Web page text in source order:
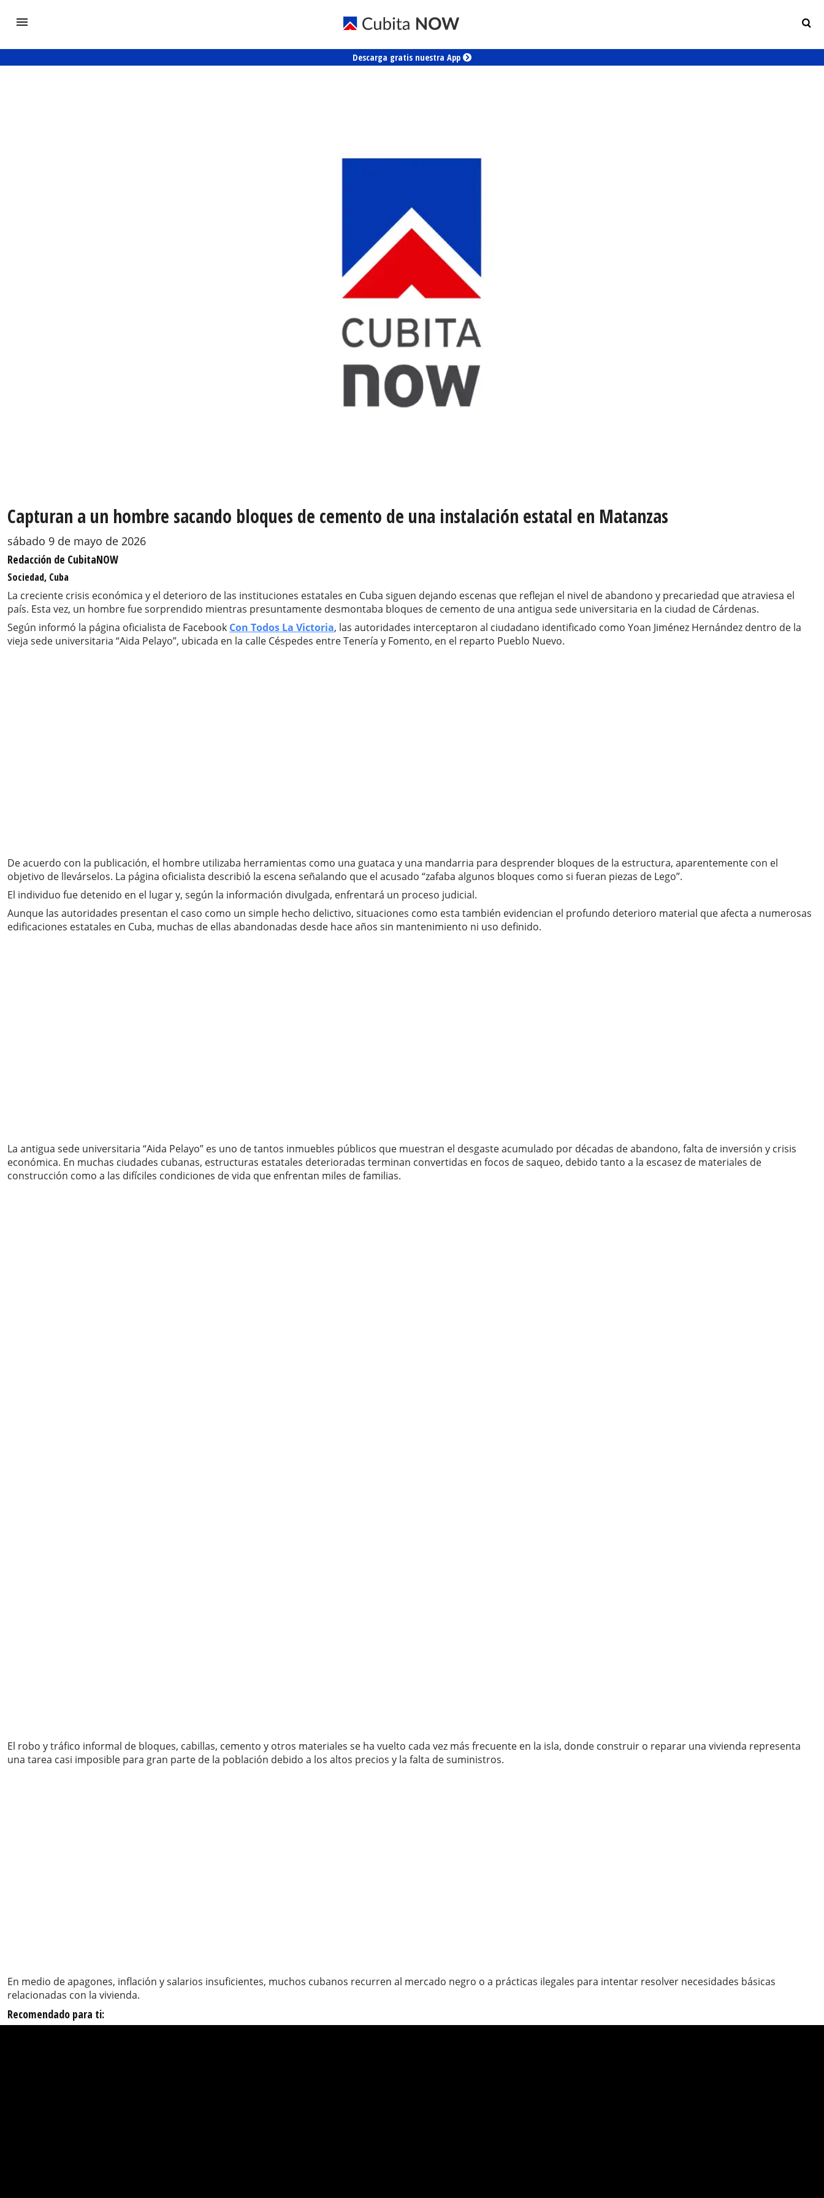
Descarga gratis nuestra App
Capturan a un hombre sacando bloques de cemento de una instalación estatal en Matanzas
sábado 9 de mayo de 2026
Redacción de CubitaNOW
Sociedad, Cuba
La creciente crisis económica y el deterioro de las instituciones estatales en Cuba siguen dejando escenas que reflejan el nivel de abandono y precariedad que atraviesa el
país. Esta vez, un hombre fue sorprendido mientras presuntamente desmontaba bloques de cemento de una antigua sede universitaria en la ciudad de Cárdenas.
Según informó la página oficialista de Facebook Con Todos La Victoria, las autoridades interceptaron al ciudadano identificado como Yoan Jiménez Hernández dentro de la
vieja sede universitaria “Aida Pelayo”, ubicada en la calle Céspedes entre Tenería y Fomento, en el reparto Pueblo Nuevo.
De acuerdo con la publicación, el hombre utilizaba herramientas como una guataca y una mandarria para desprender bloques de la estructura, aparentemente con el
objetivo de llevárselos. La página oficialista describió la escena señalando que el acusado “zafaba algunos bloques como si fueran piezas de Lego”.
El individuo fue detenido en el lugar y, según la información divulgada, enfrentará un proceso judicial.
Aunque las autoridades presentan el caso como un simple hecho delictivo, situaciones como esta también evidencian el profundo deterioro material que afecta a numerosas
edificaciones estatales en Cuba, muchas de ellas abandonadas desde hace años sin mantenimiento ni uso definido.
La antigua sede universitaria “Aida Pelayo” es uno de tantos inmuebles públicos que muestran el desgaste acumulado por décadas de abandono, falta de inversión y crisis
económica. En muchas ciudades cubanas, estructuras estatales deterioradas terminan convertidas en focos de saqueo, debido tanto a la escasez de materiales de
construcción como a las difíciles condiciones de vida que enfrentan miles de familias.
El robo y tráfico informal de bloques, cabillas, cemento y otros materiales se ha vuelto cada vez más frecuente en la isla, donde construir o reparar una vivienda representa
una tarea casi imposible para gran parte de la población debido a los altos precios y la falta de suministros.
En medio de apagones, inflación y salarios insuficientes, muchos cubanos recurren al mercado negro o a prácticas ilegales para intentar resolver necesidades básicas
relacionadas con la vivienda.
Recomendado para ti: